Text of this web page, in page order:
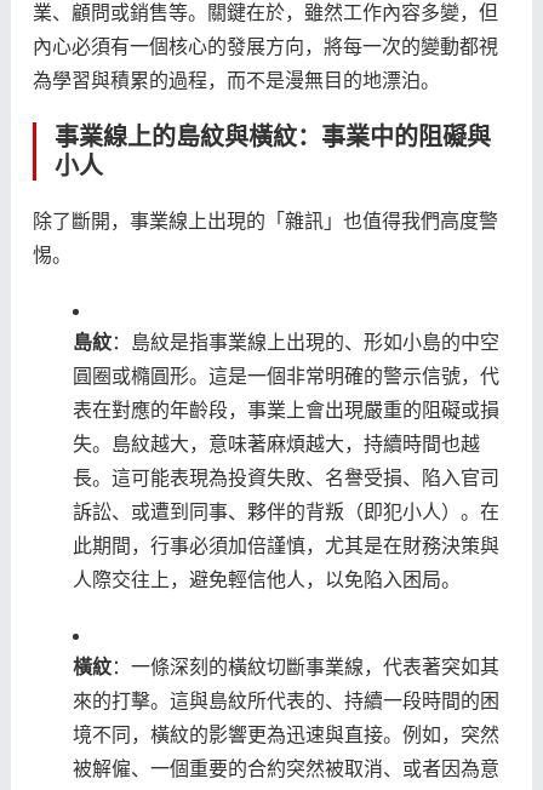
業、顧問或銷售等。關鍵在於，雖然工作內容多變，但
內心必須有一個核心的發展方向，將每一次的變動都視
為學習與積累的過程，而不是漫無目的地漂泊。
事業線上的島紋與橫紋：事業中的阻礙與
小人
除了斷開，事業線上出現的「雜訊」也值得我們高度警
惕。
島紋：島紋是指事業線上出現的、形如小島的中空
圓圈或橢圓形。這是一個非常明確的警示信號，代
表在對應的年齡段，事業上會出現嚴重的阻礙或損
失。島紋越大，意味著麻煩越大，持續時間也越
長。這可能表現為投資失敗、名譽受損、陷入官司
訴訟、或遭到同事、夥伴的背叛（即犯小人）。在
此期間，行事必須加倍謹慎，尤其是在財務決策與
人際交往上，避免輕信他人，以免陷入困局。
橫紋：一條深刻的橫紋切斷事業線，代表著突如其
來的打擊。這與島紋所代表的、持續一段時間的困
境不同，橫紋的影響更為迅速與直接。例如，突然
被解僱、一個重要的合約突然被取消、或者因為意